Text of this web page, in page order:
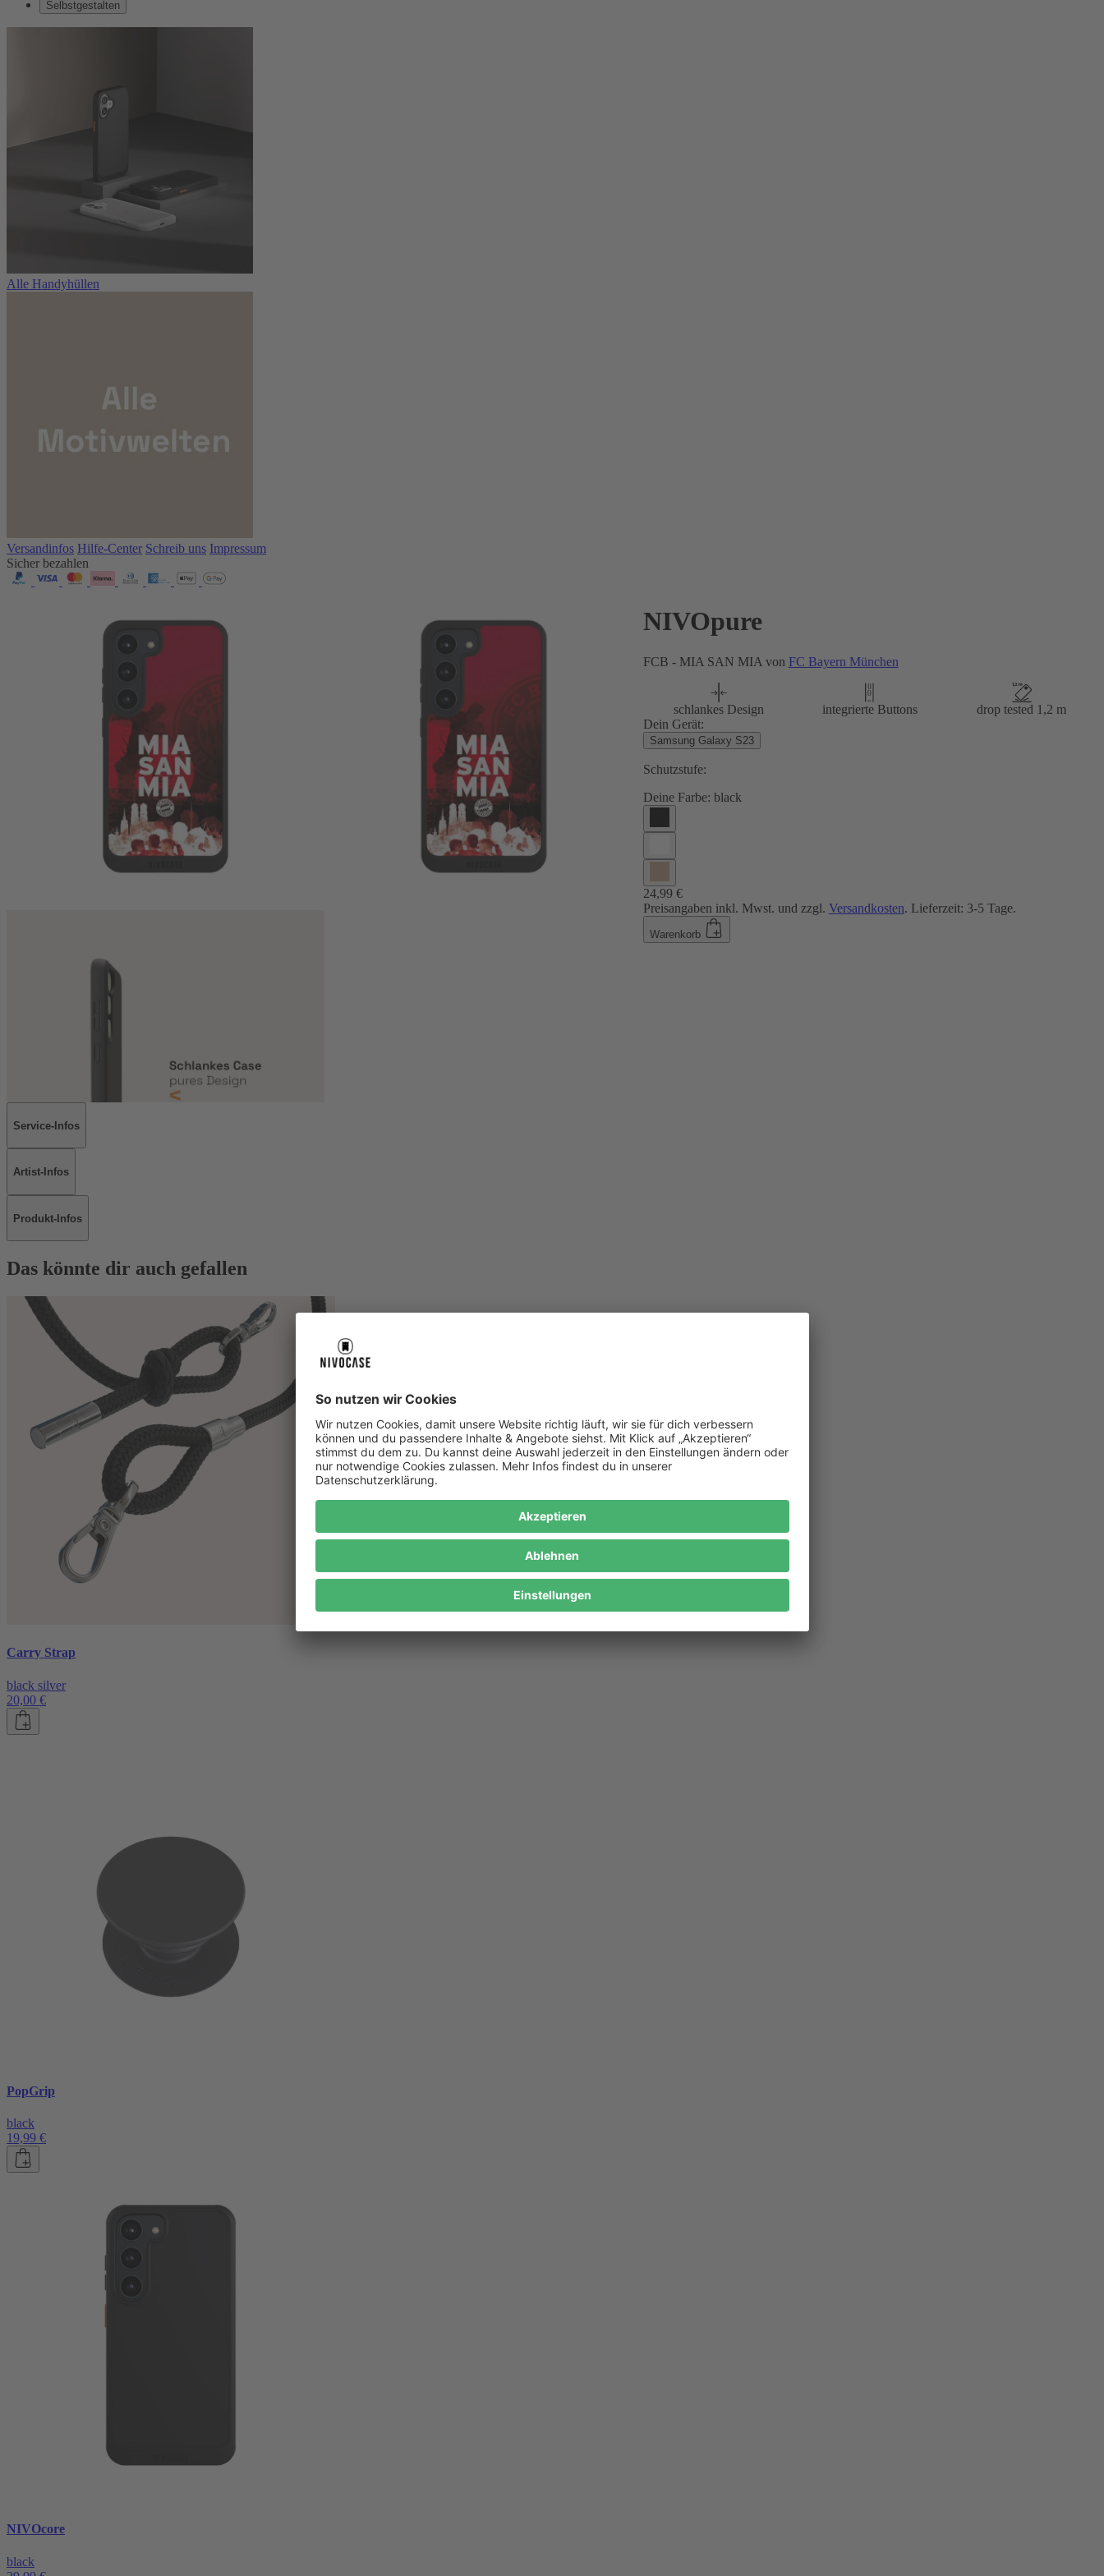
Selbstgestalten
Alle Handyhüllen
Versandinfos Hilfe-Center Schreib uns Impressum
Sicher bezahlen
NIVOpure
FCB - MIA SAN MIA von FC Bayern München
schlankes Design integrierte Buttons
drop tested 1,2 m
Dein Gerät:
Samsung Galaxy S23
Schutzstufe:
Deine Farbe: black
24,99 €
Preisangaben inkl. Mwst. und zzgl. Versandkosten. Lieferzeit: 3-5 Tage.
Warenkorb
Service-Infos
Artist-Infos
Produkt-Infos
Das könnte dir auch gefallen
Carry Strap
black silver
20,00 €
PopGrip
black
19,99 €
NIVOcore
black